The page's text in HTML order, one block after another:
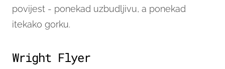
povijest - ponekad uzbudljivu, a ponekad
itekako gorku.
Wright Flyer